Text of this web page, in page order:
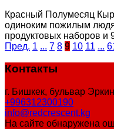
Красный Полумесяц
одиноким пожилым
продуктовых наборов и
Пред. 1 ... 7 8 9 10 11 ...
Контакты
г. Бишкек, бульвар
+996312300190
info@redcrescent.kg
На сайте обнаружена